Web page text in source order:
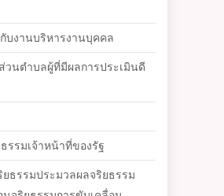
บงานบริหารงานบุคคล
วนตำบลผู้ที่มีผลการประเมินดี
รรมเจ้าหน้าที่ของรัฐ
ธรรมประมวลผลจริยธรรม